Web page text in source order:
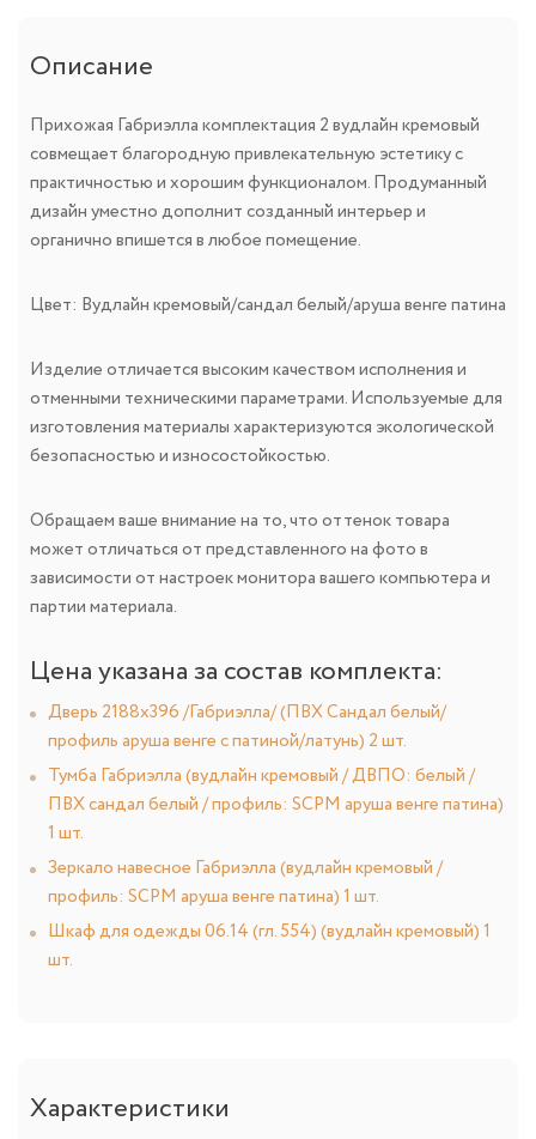
Описание
Прихожая Габриэлла комплектация 2 вудлайн кремовый
совмещает благородную привлекательную эстетику с
практичностью и хорошим функционалом. Продуманный
дизайн уместно дополнит созданный интерьер и
органично впишется в любое помещение.
Цвет: Вудлайн кремовый/сандал белый/аруша венге патина
Изделие отличается высоким качеством исполнения и
отменными техническими параметрами. Используемые для
изготовления материалы характеризуются экологической
безопасностью и износостойкостью.
Обращаем ваше внимание на то, что оттенок товара
может отличаться от представленного на фото в
зависимости от настроек монитора вашего компьютера и
партии материала.
Цена указана за состав комплекта:
Дверь 2188х396 /Габриэлла/ (ПВХ Сандал белый/
профиль аруша венге с патиной/латунь) 2 шт.
Тумба Габриэлла (вудлайн кремовый / ДВПО: белый /
ПВХ сандал белый / профиль: SCPM аруша венге патина)
1 шт.
Зеркало навесное Габриэлла (вудлайн кремовый /
профиль: SCPM аруша венге патина) 1 шт.
Шкаф для одежды 06.14 (гл. 554) (вудлайн кремовый) 1
шт.
Характеристики